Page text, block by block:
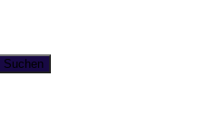
Suchen